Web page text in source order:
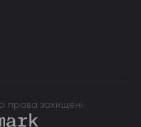
права захищені.